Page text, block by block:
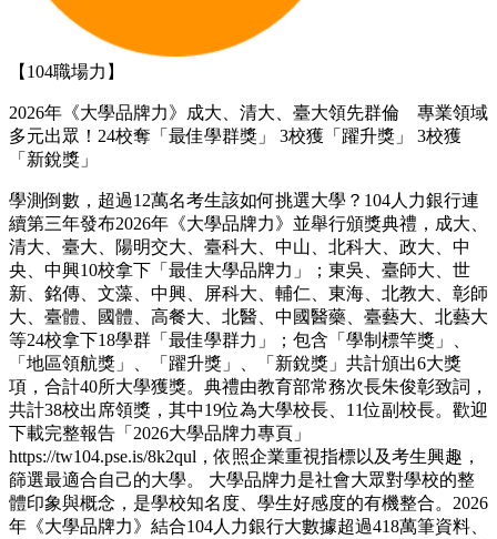
【104職場力】
2026年《大學品牌力》成大、清大、臺大領先群倫 專業領域
多元出眾！24校奪「最佳學群獎」 3校獲「躍升獎」 3校獲
「新銳獎」
學測倒數，超過12萬名考生該如何挑選大學？104人力銀行連
續第三年發布2026年《大學品牌力》並舉行頒獎典禮，成大、
清大、臺大、陽明交大、臺科大、中山、北科大、政大、中
央、中興10校拿下「最佳大學品牌力」；東吳、臺師大、世
新、銘傳、文藻、中興、屏科大、輔仁、東海、北教大、彰師
大、臺體、國體、高餐大、北醫、中國醫藥、臺藝大、北藝大
等24校拿下18學群「最佳學群力」；包含「學制標竿獎」、
「地區領航獎」、「躍升獎」、「新銳獎」共計頒出6大獎
項，合計40所大學獲獎。典禮由教育部常務次長朱俊彰致詞，
共計38校出席領獎，其中19位為大學校長、11位副校長。歡迎
下載完整報告「2026大學品牌力專頁」
https://tw104.pse.is/8k2qul，依照企業重視指標以及考生興趣，
篩選最適合自己的大學。 大學品牌力是社會大眾對學校的整
體印象與概念，是學校知名度、學生好感度的有機整合。2026
年《大學品牌力》結合104人力銀行大數據超過418萬筆資料、